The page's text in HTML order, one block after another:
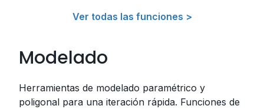
Ver todas las funciones >
Modelado
Herramientas de modelado paramétrico y
poligonal para una iteración rápida. Funciones de